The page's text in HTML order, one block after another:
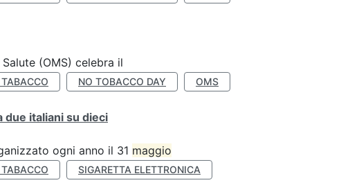
(OMS) celebra il
NO TOBACCO DAY OMS
due italiani su dieci
ogni anno il 31 maggio
SIGARETTA ELETTRONICA